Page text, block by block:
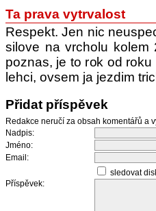
Ta prava vytrvalost
Respekt. Jen nic
silove na vrcholu kolem
poznas, je to rok od
lehci, ovsem ja jezdim
Přidat příspěvek
Redakce neručí za obsah komentářů a
Nadpis:
Jméno:
Email:
sledovat
Příspěvek: